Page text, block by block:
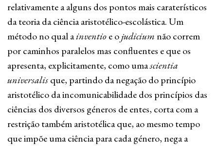
relativamente a alguns dos pontos mais caraterísticos
da teoria da ciência aristotélico-escolástica. Um
método no qual ainventioe ojudiciumnão correm
por caminhos paralelos mas confluentes e que os
apresenta, explicitamente, como umascientia
universalisque, partindo da negação do princípio
aristotélico da incomunicabilidade dos princípios das
ciências dos diversos géneros de entes, corta com a
restrição também aristotélica que, ao mesmo tempo
que impõe uma ciência para cada género, nega a